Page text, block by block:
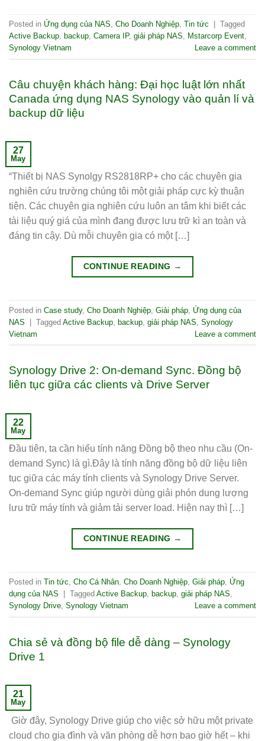
Posted in Ứng dụng của NAS, Cho Doanh Nghiệp, Tin tức
Tagged
Active Backup, backup, Camera IP, giải pháp NAS, Mstarcorp Event,
Synology Vietnam
Leave a comment
Câu chuyện khách hàng: Đại học luật lớn nhất
Canada ứng dụng NAS Synology vào quản lí và
backup dữ liệu
27
May
“Thiết bị NAS Synolgy RS2818RP+ cho các chuyên gia
nghiên cứu trường chúng tôi một giải pháp cực kỳ thuận
tiện. Các chuyên gia nghiên cứu luôn an tâm khi biết các
tài liệu quý giá của mình đang được lưu trữ kì an toàn và
đáng tin cậy. Dù mỗi chuyên gia có một […]
CONTINUE READING →
Posted in Case study, Cho Doanh Nghiệp Giải pháp Ứng dụng của
NAS
| Tagged Active Backup backup giải pháp NAS Synology
Vietnam
Leave a comment
Synology Drive 2: On-demand Sync. Đồng bộ
liên tục giữa các clients và Drive Server
22
May
Đầu tiên, ta cần hiểu tính năng Đồng bộ theo nhu cầu (On-
demand Sync) là gì.Đây là tính năng đồng bộ dữ liệu liên
tục giữa các máy tính clients và Synology Drive Server.
On-demand Sync giúp người dùng giải phón dung lượng
lưu trữ máy tính và giảm tải server load. Hiện nay thì […]
CONTINUE READING →
Posted in Tin tức, Cho Cá Nhân, Cho Doanh Nghiệp, Giải pháp, Ứng
dụng của NAS
Tagged Active Backup, backup, giải pháp NAS,
Synology Drive, Synology Vietnam Leave a comment
Chia sẻ và đồng bộ file dễ dàng – Synology
Drive 1
21
May
Giờ đây, Synology Drive giúp cho việc sở hữu một private
cloud cho gia đình và văn phòng dễ hơn bao giờ hết – khi